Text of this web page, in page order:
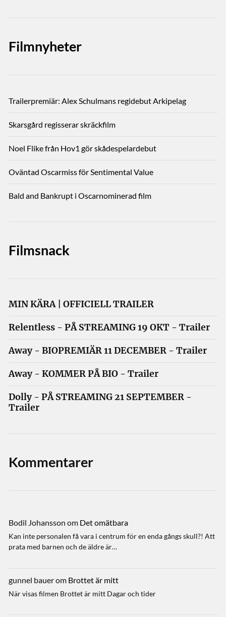
Filmnyheter
Trailerpremiär: Alex Schulmans regidebut Arkipelag
Skarsgård regisserar skräckfilm
Noel Flike från Hov1 gör skådespelardebut
Oväntad Oscarmiss för Sentimental Value
Bald and Bankrupt i Oscarnominerad film
Filmsnack
MIN KÄRA | OFFICIELL TRAILER
Relentless - PÅ STREAMING 19 OKT - Trailer
Away - BIOPREMIÄR 11 DECEMBER - Trailer
Away - KOMMER PÅ BIO - Trailer
Dolly - PÅ STREAMING 21 SEPTEMBER -
Trailer
Kommentarer
Bodil Johansson om Det omätbara
Kan inte personalen få vara i centrum för en enda gångs skull?! Att
prata med barnen och de äldre är…
gunnel bauerom Brottet är mitt
När visas filmen Brottet är mitt Dagar och tider